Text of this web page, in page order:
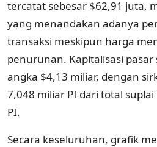
tercatat sebesar $62,91 juta,
yang menandakan adanya
transaksi meskipun harga
penurunan. Kapitalisasi pasar
angka $4,13 miliar, dengan
7,048 miliar PI dari total
PI.
Secara keseluruhan, grafik